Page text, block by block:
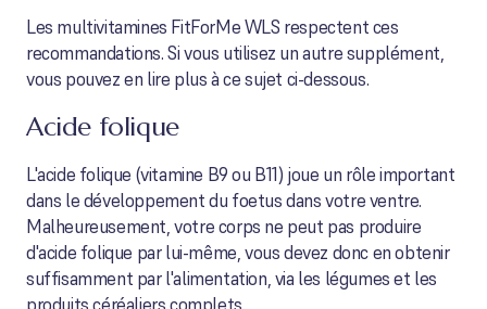
Les multivitamines FitForMe WLS respectent ces
recommandations. Si vous utilisez un autre supplément,
vous pouvez en lire plus à ce sujet ci-dessous.
Acide folique
L'acide folique (vitamine B9 ou B11) joue un rôle important
dans le développement du foetus dans votre ventre.
Malheureusement, votre corps ne peut pas produire
d'acide folique par lui-même, vous devez donc en obtenir
suffisamment par l'alimentation, via les légumes et les